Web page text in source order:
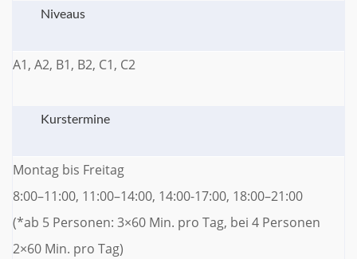
Niveaus
A1, A2, B1, B2, C1, C2
Kurstermine
Montag bis Freitag
8:00–11:00, 11:00–14:00, 14:00-17:00, 18:00–21:00
(*ab 5 Personen: 3×60 Min. pro Tag, bei 4 Personen
2×60 Min. pro Tag)